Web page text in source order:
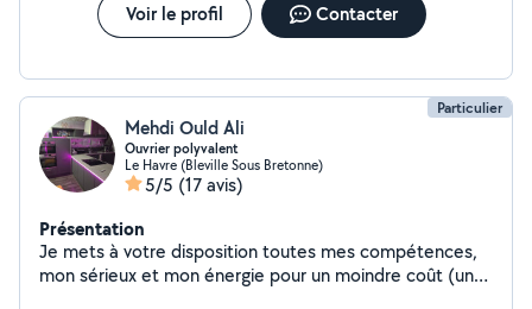
Voir le profil Contacter
Particulier
Mehdi Ould Ali
Ouvrier polyvalent
Le Havre (Bleville Sous Bretonne)
5/5 (17 avis)
Présentation
Je mets à votre disposition toutes mes compétences,
mon sérieux et mon énergie pour un moindre coût (un